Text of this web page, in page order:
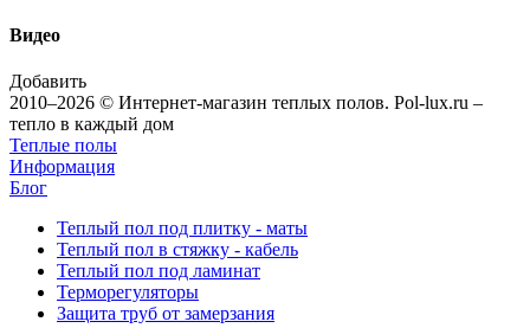
Видео
Добавить
2010–2026 © Интернет-магазин теплых полов. Pol-lux.ru –
тепло в каждый дом
Теплые полы
Информация
Блог
Теплый пол под плитку - маты
Теплый пол в стяжку - кабель
Теплый пол под ламинат
Терморегуляторы
Защита труб от замерзания